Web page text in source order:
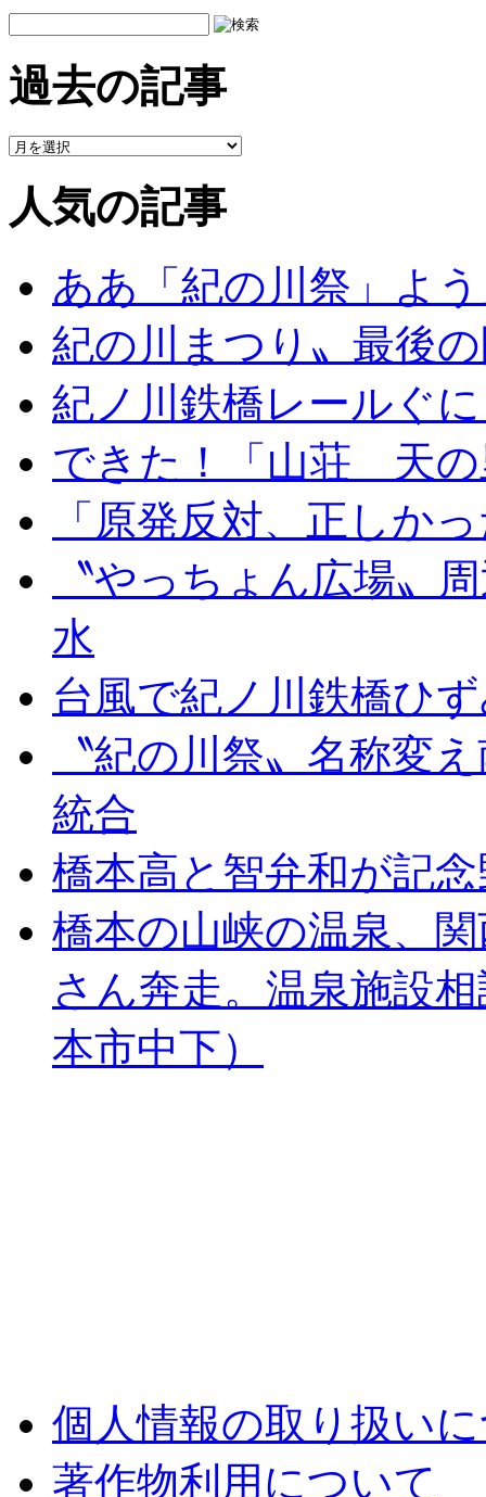
過去の記事
人気の記事
ああ「紀の川祭」よ
紀の川まつり〟最後
紀ノ川鉄橋レールぐ
できた！「山荘 天の
「原発反対、正しか
〝やっちょん広場〟
水
台風で紀ノ川鉄橋ひ
〝紀の川祭〟名称変
統合
橋本高と智弁和が記
橋本の山峡の温泉、
さん奔走。温泉施設
本市中下）
個人情報の取り扱い
著作物利用について